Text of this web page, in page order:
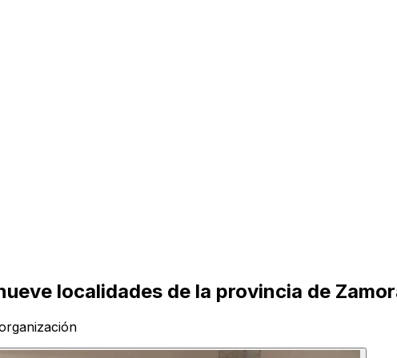
localidades de la provincia de